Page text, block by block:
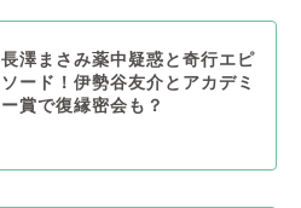
長澤まさみ薬中疑惑と奇行エピ
ソード！伊勢谷友介とアカデミ
ー賞で復縁密会も？